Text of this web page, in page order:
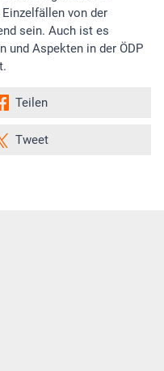
von der
sein. Auch ist es
und Aspekten in der ÖDP
Teilen
Tweet